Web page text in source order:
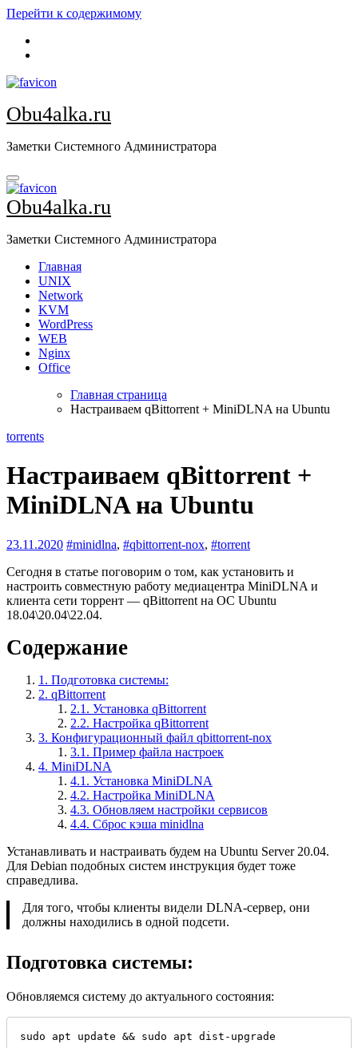
Перейти к содержимому
Obu4alka.ru
Заметки Системного Администратора
Obu4alka.ru
Заметки Системного Администратора
Главная
UNIX
Network
KVM
WordPress
WEB
Nginx
Office
Главная страница
Настраиваем qBittorrent + MiniDLNA на Ubuntu
torrents
Настраиваем qBittorrent +
MiniDLNA на Ubuntu
23.11.2020 #minidlna, #qbittorrent-nox, #torrent
Сегодня в статье поговорим о том, как установить и
настроить совместную работу медиацентра MiniDLNA и
клиента сети торрент — qBittorrent на ОС Ubuntu
18.04\20.04\22.04.
Содержание
1. Подготовка системы:
2. qBittorrent
2.1. Установка qBittorrent
2.2. Настройка qBittorrent
3. Конфигурационный файл qbittorrent-nox
3.1. Пример файла настроек
4. MiniDLNA
4.1. Установка MiniDLNA
4.2. Настройка MiniDLNA
4.3. Обновляем настройки сервисов
4.4. Сброс кэша minidlna
Устанавливать и настраивать будем на Ubuntu Server 20.04.
Для Debian подобных систем инструкция будет тоже
справедлива.
Для того, чтобы клиенты видели DLNA-сервер, они
должны находились в одной подсети.
Подготовка системы:
Обновляемся систему до актуального состояния:
sudo apt update && sudo apt dist-upgrade